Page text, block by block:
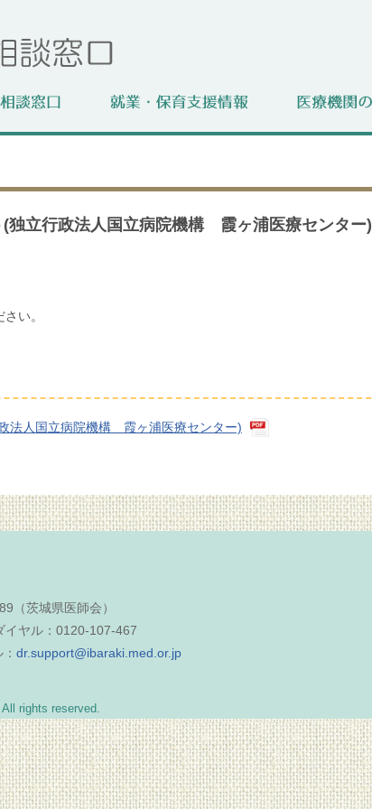
独立行政法人国立病院機構 霞ヶ浦医療センター)
い。
法人国立病院機構 霞ヶ浦医療センター)
茨城県医師会）
ヤル：0120-107-467
dr.support@ibaraki.med.or.jp
rights reserved.